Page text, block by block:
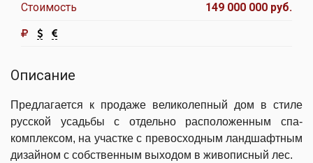
Стоимость 149 000 000 руб.
Описание
Предлагается к продаже великолепный дом в стиле
русской усадьбы с отдельно расположенным спа-
комплексом, на участке с превосходным ландшафтным
дизайном с собственным выходом в живописный лес.